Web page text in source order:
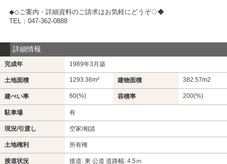
◆◇ご案内・詳細資料のご請求はお気軽にどうぞ◇◆
TEL：047-362-0888
詳細情報
完成年 1989年3月築
土地面積 1293.36m² 建物面積 382.57m2
建ぺい率 60(%) 容積率 200(%)
駐車場 有
現況/引渡し 空家/相談
土地権利 所有権
接道状況 接道: 東 公道 道路幅: 4.5ｍ